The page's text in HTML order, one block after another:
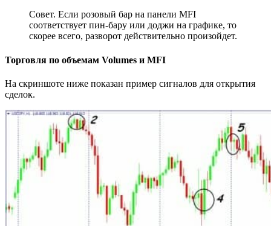
Совет. Если розовый бар на панели MFI
соответствует пин-бару или доджи на графике, то
скорее всего, разворот действительно произойдет.
Торговля по объемам Volumes и MFI
На скриншоте ниже показан пример сигналов для открытия
сделок.